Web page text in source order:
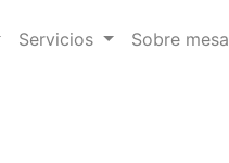
Servicios Sobre mesa